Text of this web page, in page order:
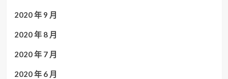
2020 年 9 月
2020 年 8 月
2020 年 7 月
2020 年 6 月